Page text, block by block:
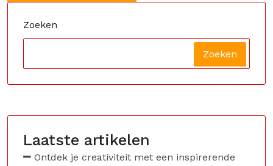
Zoeken
Zoeken
Laatste artikelen
Ontdek je creativiteit met een inspirerende